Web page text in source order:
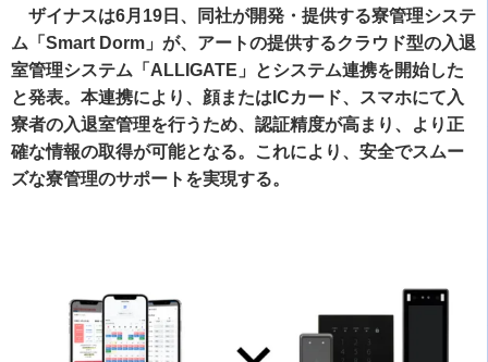
ザイナスは6月19日、同社が開発・提供する寮管理システ
ム「Smart Dorm」が、アートの提供するクラウド型の入退
室管理システム「ALLIGATE」とシステム連携を開始した
と発表。本連携により、顔またはICカード、スマホにて入
寮者の入退室管理を行うため、認証精度が高まり、より正
確な情報の取得が可能となる。これにより、安全でスムー
ズな寮管理のサポートを実現する。